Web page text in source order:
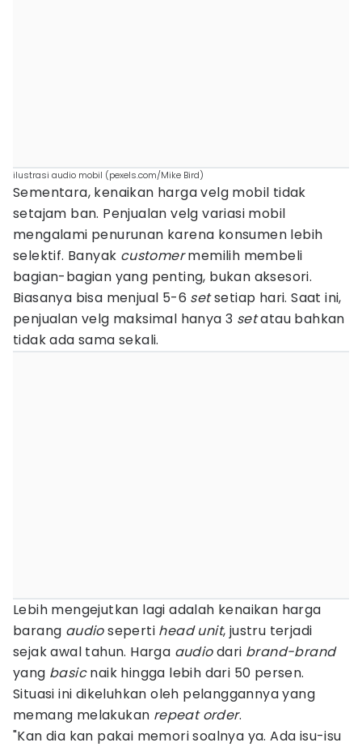
ilustrasi audio mobil (pexels.com/Mike Bird)
Sementara, kenaikan harga velg mobil tidak
setajam ban. Penjualan velg variasi mobil
mengalami penurunan karena konsumen lebih
selektif. Banyak customermemilih membeli
bagian-bagian yang penting, bukan aksesori.
Biasanya bisa menjual 5-6 setsetiap hari. Saat ini,
penjualan velg maksimal hanya 3 setatau bahkan
tidak ada sama sekali.
Lebih mengejutkan lagi adalah kenaikan harga
barang audioseperti head unit, justru terjadi
sejak awal tahun. Harga audiodari brand-brand
yang basicnaik hingga lebih dari 50 persen.
Situasi ini dikeluhkan oleh pelanggannya yang
memang melakukan repeat order.
"Kan dia kan pakai memori soalnya ya. Ada isu-isu